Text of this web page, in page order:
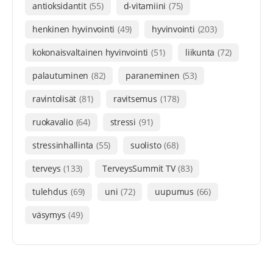
antioksidantit (55) d-vitamiini (75)
henkinen hyvinvointi (49) hyvinvointi (203)
kokonaisvaltainen hyvinvointi (51) liikunta (72)
palautuminen (82) paraneminen (53)
ravintolisät (81) ravitsemus (178)
ruokavalio (64) stressi (91)
stressinhallinta (55) suolisto (68)
terveys (133) TerveysSummit TV (83)
tulehdus (69) uni (72) uupumus (66)
väsymys (49)